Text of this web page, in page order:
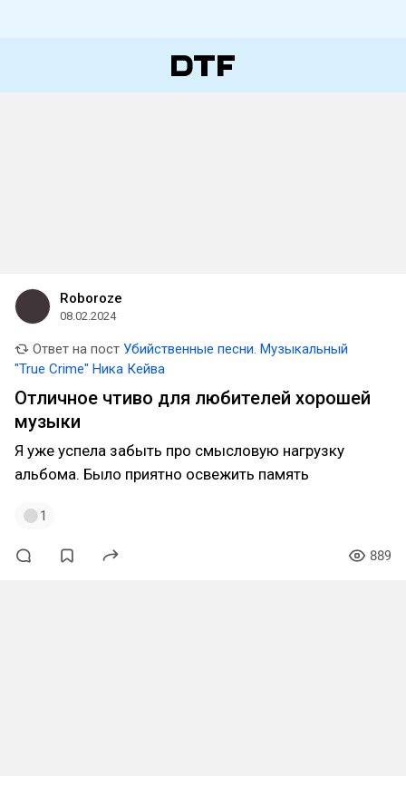
Roboroze
08.02.2024
Ответ на пост Убийственные песни. Музыкальный
"True Crime" Ника Кейва
Отличное чтиво для любителей хорошей
музыки
Я уже успела забыть про смысловую нагрузку
альбома. Было приятно освежить память
1
889